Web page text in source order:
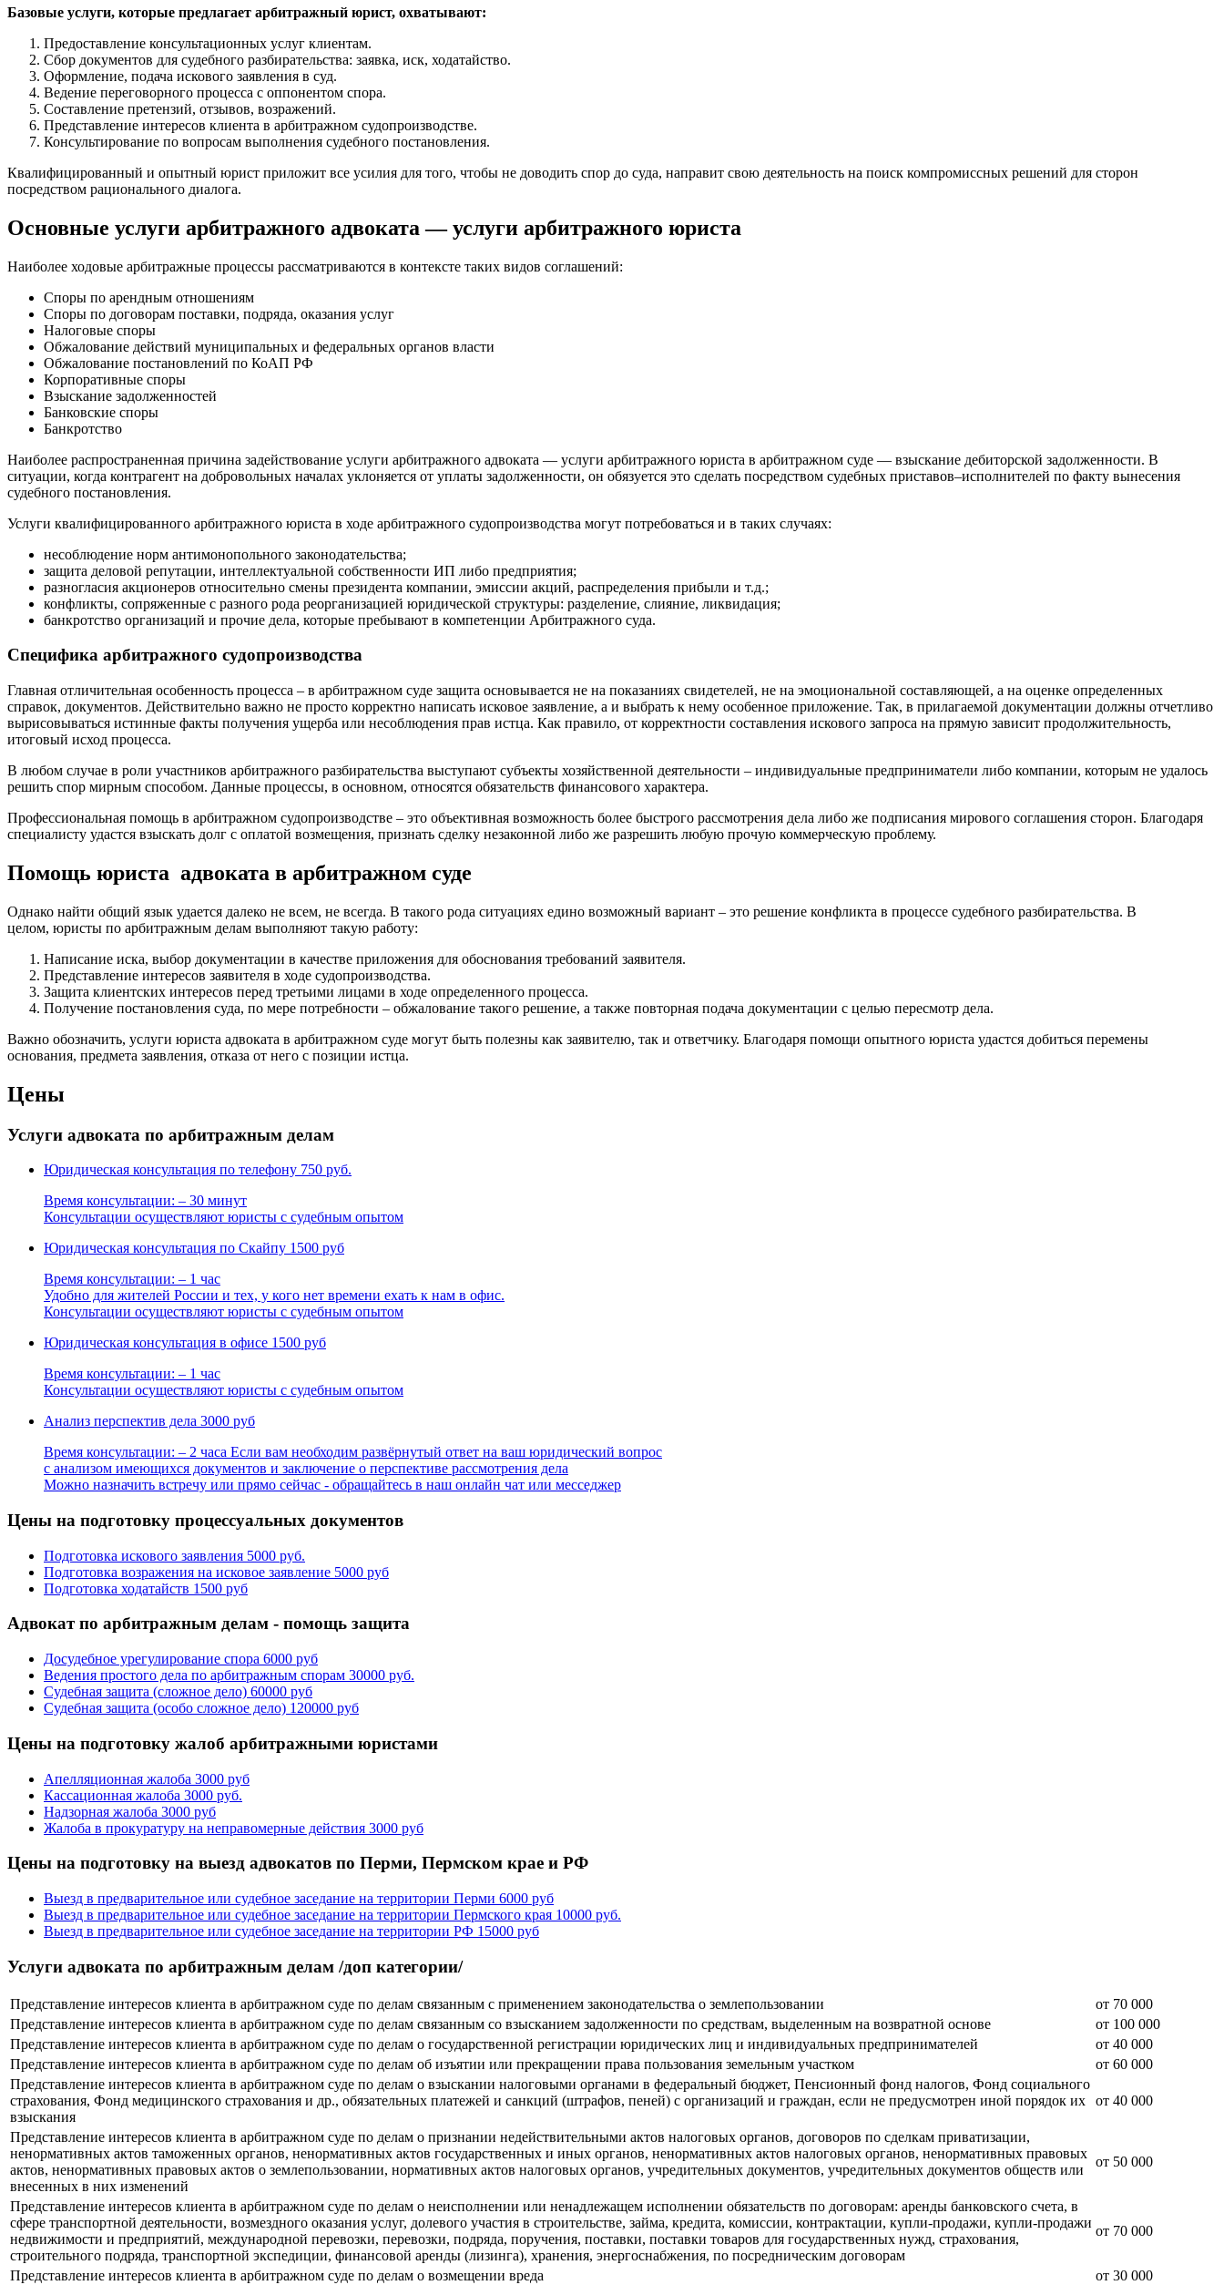
Базовые услуги, которые предлагает арбитражный юрист, охватывают:
Предоставление консультационных услуг клиентам.
Сбор документов для судебного разбирательства: заявка, иск, ходатайство.
Оформление, подача искового заявления в суд.
Ведение переговорного процесса с оппонентом спора.
Составление претензий, отзывов, возражений.
Представление интересов клиента в арбитражном судопроизводстве.
Консультирование по вопросам выполнения судебного постановления.
Квалифицированный и опытный юрист приложит все усилия для того, чтобы не доводить спор до суда, направит свою деятельность на поиск компромиссных решений для сторон
посредством рационального диалога.
Основные услуги арбитражного адвоката — услуги арбитражного юриста
Наиболее ходовые арбитражные процессы рассматриваются в контексте таких видов соглашений:
Споры по арендным отношениям
Споры по договорам поставки, подряда, оказания услуг
Налоговые споры
Обжалование действий муниципальных и федеральных органов власти
Обжалование постановлений по КоАП РФ
Корпоративные споры
Взыскание задолженностей
Банковские споры
Банкротство
Наиболее распространенная причина задействование услуги арбитражного адвоката — услуги арбитражного юриста в арбитражном суде — взыскание дебиторской задолженности. В
ситуации, когда контрагент на добровольных началах уклоняется от уплаты задолженности, он обязуется это сделать посредством судебных приставов–исполнителей по факту вынесения
судебного постановления.
Услуги квалифицированного арбитражного юриста в ходе арбитражного судопроизводства могут потребоваться и в таких случаях:
несоблюдение норм антимонопольного законодательства;
защита деловой репутации, интеллектуальной собственности ИП либо предприятия;
разногласия акционеров относительно смены президента компании, эмиссии акций, распределения прибыли и т.д.;
конфликты, сопряженные с разного рода реорганизацией юридической структуры: разделение, слияние, ликвидация;
банкротство организаций и прочие дела, которые пребывают в компетенции Арбитражного суда.
Специфика арбитражного судопроизводства
Главная отличительная особенность процесса – в арбитражном суде защита основывается не на показаниях свидетелей, не на эмоциональной составляющей, а на оценке определенных
справок, документов. Действительно важно не просто корректно написать исковое заявление, а и выбрать к нему особенное приложение. Так, в прилагаемой документации должны отчетливо
вырисовываться истинные факты получения ущерба или несоблюдения прав истца. Как правило, от корректности составления искового запроса на прямую зависит продолжительность,
итоговый исход процесса.
В любом случае в роли участников арбитражного разбирательства выступают субъекты хозяйственной деятельности – индивидуальные предприниматели либо компании, которым не удалось
решить спор мирным способом. Данные процессы, в основном, относятся обязательств финансового характера.
Профессиональная помощь в арбитражном судопроизводстве – это объективная возможность более быстрого рассмотрения дела либо же подписания мирового соглашения сторон. Благодаря
специалисту удастся взыскать долг с оплатой возмещения, признать сделку незаконной либо же разрешить любую прочую коммерческую проблему.
Помощь юриста адвоката в арбитражном суде
Однако найти общий язык удается далеко не всем, не всегда. В такого рода ситуациях едино возможный вариант – это решение конфликта в процессе судебного разбирательства. В
целом, юристы по арбитражным делам выполняют такую работу:
Написание иска, выбор документации в качестве приложения для обоснования требований заявителя.
Представление интересов заявителя в ходе судопроизводства.
Защита клиентских интересов перед третьими лицами в ходе определенного процесса.
Получение постановления суда, по мере потребности – обжалование такого решение, а также повторная подача документации с целью пересмотр дела.
Важно обозначить, услуги юриста адвоката в арбитражном суде могут быть полезны как заявителю, так и ответчику. Благодаря помощи опытного юриста удастся добиться перемены
основания, предмета заявления, отказа от него с позиции истца.
Цены
Услуги адвоката по арбитражным делам
Юридическая консультация по телефону 750 руб.
Время консультации: – 30 минут
Консультации осуществляют юристы с судебным опытом
Юридическая консультация по Скайпу 1500 руб
Время консультации: – 1 час
Удобно для жителей России и тех, у кого нет времени ехать к нам в офис.
Консультации осуществляют юристы с судебным опытом
Юридическая консультация в офисе 1500 руб
Время консультации: – 1 час
Консультации осуществляют юристы с судебным опытом
Анализ перспектив дела 3000 руб
Время консультации: – 2 часа Если вам необходим развёрнутый ответ на ваш юридический вопрос
с анализом имеющихся документов и заключение о перспективе рассмотрения дела
Можно назначить встречу или прямо сейчас - обращайтесь в наш онлайн чат или месседжер
Цены на подготовку процессуальных документов
Подготовка искового заявления 5000 руб.
Подготовка возражения на исковое заявление 5000 руб
Подготовка ходатайств 1500 руб
Адвокат по арбитражным делам - помощь защита
Досудебное урегулирование спора 6000 руб
Ведения простого дела по арбитражным спорам 30000 руб.
Судебная защита (сложное дело) 60000 руб
Судебная защита (особо сложное дело) 120000 руб
Цены на подготовку жалоб арбитражными юристами
Апелляционная жалоба 3000 руб
Кассационная жалоба 3000 руб.
Надзорная жалоба 3000 руб
Жалоба в прокуратуру на неправомерные действия 3000 руб
Цены на подготовку на выезд адвокатов по Перми, Пермском крае и РФ
Выезд в предварительное или судебное заседание на территории Перми 6000 руб
Выезд в предварительное или судебное заседание на территории Пермского края 10000 руб.
Выезд в предварительное или судебное заседание на территории РФ 15000 руб
Услуги адвоката по арбитражным делам /доп категории/
Представление интересов клиента в арбитражном суде по делам связанным с применением законодательства о землепользовании
от 70 000
Представление интересов клиента в арбитражном суде по делам связанным со взысканием задолженности по средствам, выделенным на возвратной основе
от 100 000
Представление интересов клиента в арбитражном суде по делам о государственной регистрации юридических лиц и индивидуальных предпринимателей
от 40 000
Представление интересов клиента в арбитражном суде по делам об изъятии или прекращении права пользования земельным участком
от 60 000
Представление интересов клиента в арбитражном суде по делам о взыскании налоговыми органами в федеральный бюджет, Пенсионный фонд налогов, Фонд социального
страхования, Фонд медицинского страхования и др., обязательных платежей и санкций (штрафов, пеней) с организаций и граждан, если не предусмотрен иной порядок их
взыскания
от 40 000
Представление интересов клиента в арбитражном суде по делам о признании недействительными актов налоговых органов, договоров по сделкам приватизации,
ненормативных актов таможенных органов, ненормативных актов государственных и иных органов, ненормативных актов налоговых органов, ненормативных правовых
актов, ненормативных правовых актов о землепользовании, нормативных актов налоговых органов, учредительных документов, учредительных документов обществ или
внесенных в них изменений
от 50 000
Представление интересов клиента в арбитражном суде по делам о неисполнении или ненадлежащем исполнении обязательств по договорам: аренды банковского счета, в
сфере транспортной деятельности, возмездного оказания услуг, долевого участия в строительстве, займа, кредита, комиссии, контрактации, купли-продажи, купли-продажи
недвижимости и предприятий, международной перевозки, перевозки, подряда, поручения, поставки, поставки товаров для государственных нужд, страхования,
строительного подряда, транспортной экспедиции, финансовой аренды (лизинга), хранения, энергоснабжения, по посредническим договорам
от 70 000
Представление интересов клиента в арбитражном суде по делам о возмещении вреда от 30 000